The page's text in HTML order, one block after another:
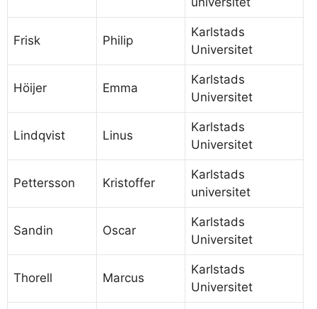
Frisk Philip
Karlstads
Universitet
Höijer Emma
Karlstads
Universitet
Lindqvist Linus
Karlstads
Universitet
Pettersson Kristoffer
Karlstads
universitet
Sandin Oscar
Karlstads
Universitet
Thorell Marcus
Karlstads
Universitet